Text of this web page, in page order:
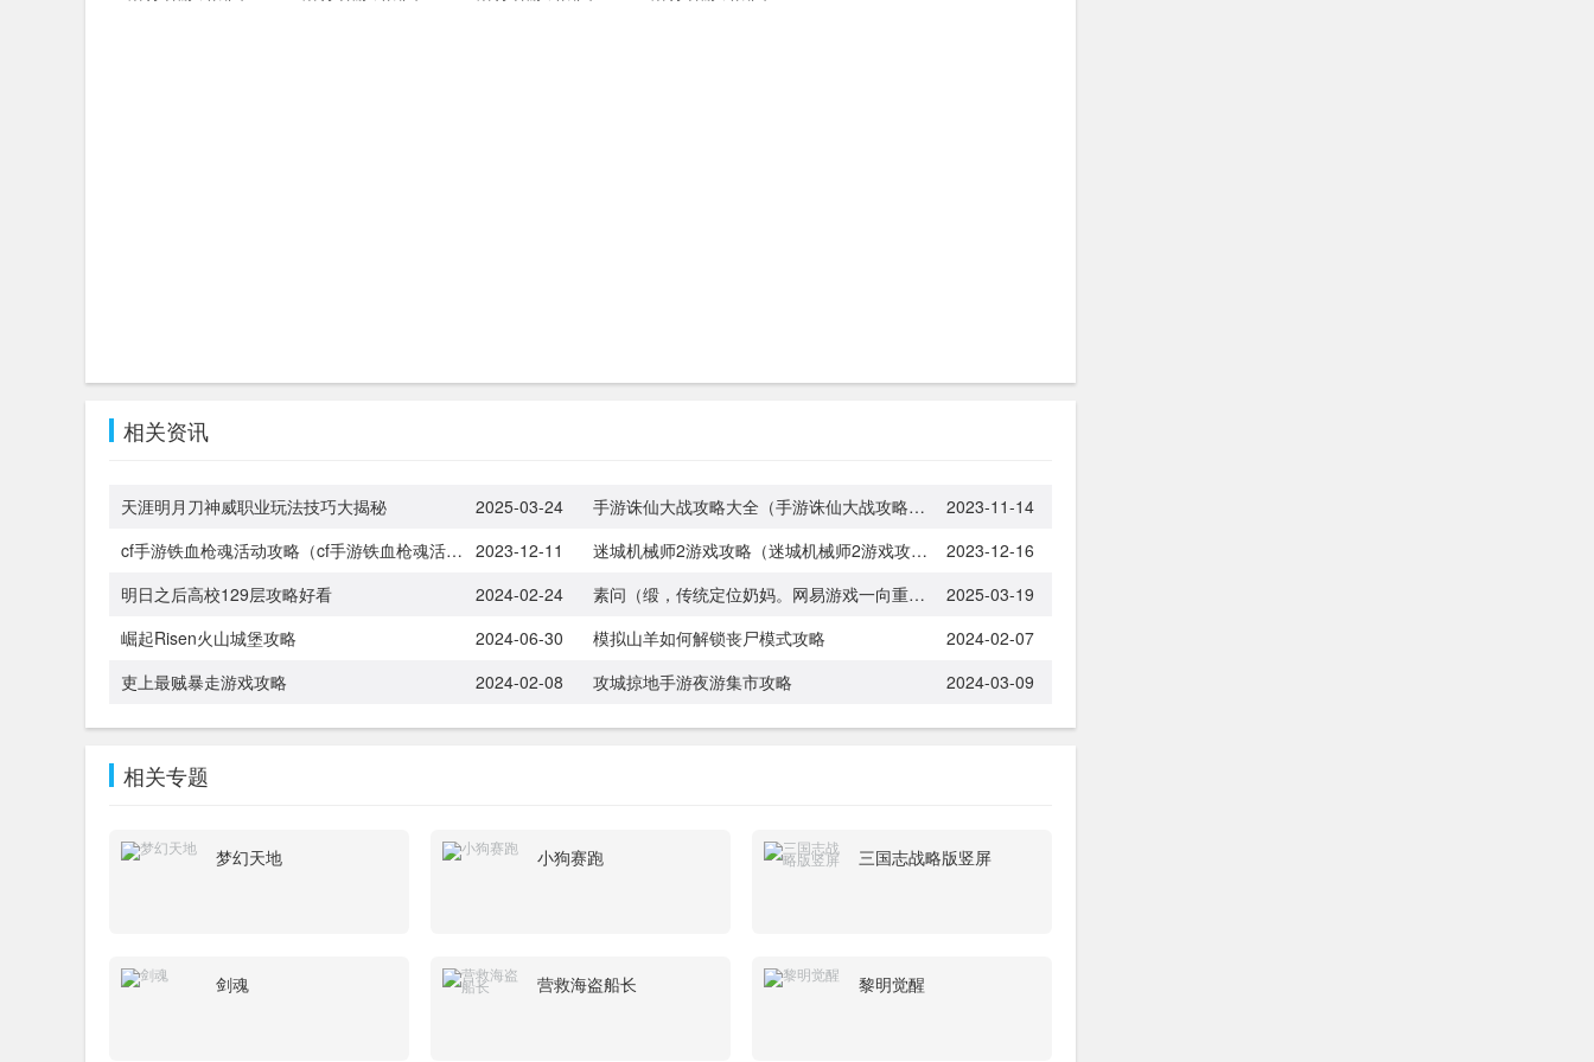
相关资讯
天涯明月刀神威职业玩法技巧大揭秘 2025-03-24 手游诛仙大战攻略大全（手游诛仙大战攻略大全视频）
2023-11-14
cf手游铁血枪魂活动攻略（cf手游铁血枪魂活动攻略图） 2023-12-11 迷城机械师2游戏攻略（迷城机械师2游戏攻略大全）
2023-12-16
明日之后高校129层攻略好看
2024-02-24 素问（缎，传统定位奶妈。网易游戏一向重视奶妈职业，能打能加，活动地位高）
2025-03-19
崛起Risen火山城堡攻略
2024-06-30 模拟山羊如何解锁丧尸模式攻略
2024-02-07
吏上最贼暴走游戏攻略
2024-02-08 攻城掠地手游夜游集市攻略 2024-03-09
相关专题
梦幻天地 小狗赛跑 三国志战略版竖屏
剑魂 营救海盗船长 黎明觉醒